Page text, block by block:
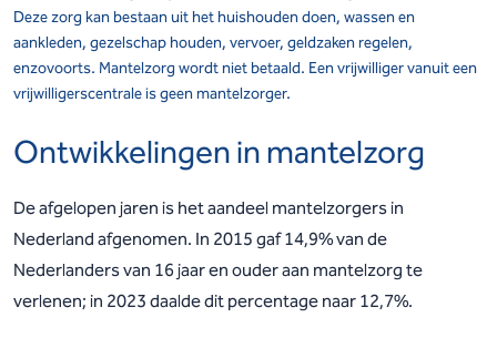
Deze zorg kan bestaan uit het huishouden doen, wassen en
aankleden, gezelschap houden, vervoer, geldzaken regelen,
enzovoorts. Mantelzorg wordt niet betaald. Een vrijwilliger vanuit een
vrijwilligerscentrale is geen mantelzorger.
Ontwikkelingen in mantelzorg
De afgelopen jaren is het aandeel mantelzorgers in
Nederland afgenomen. In 2015 gaf 14,9% van de
Nederlanders van 16 jaar en ouder aan mantelzorg te
verlenen; in 2023 daalde dit percentage naar 12,7%.